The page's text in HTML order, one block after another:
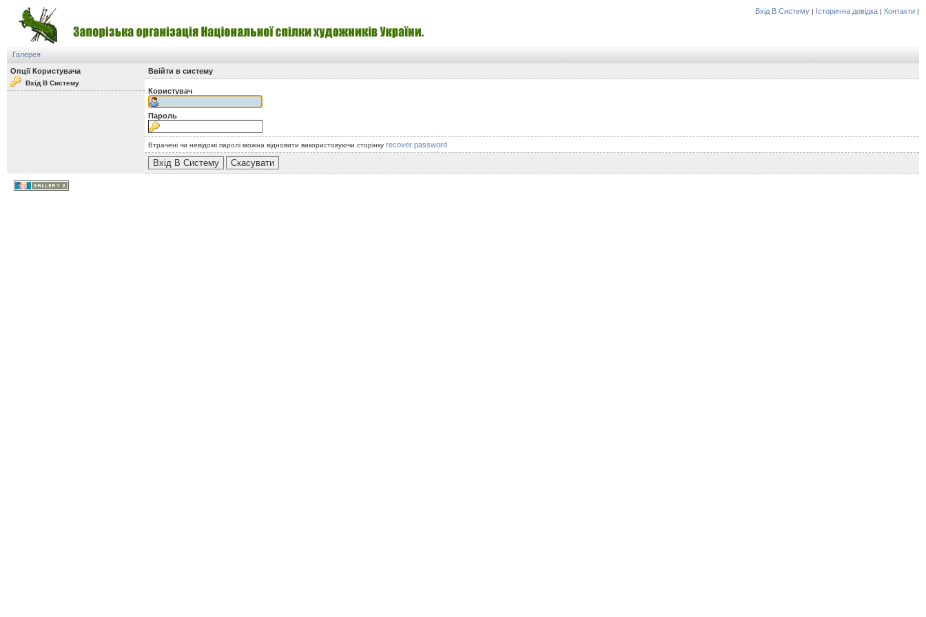
Вхід В Систему | Історична довідка | Контакти |
Галерея
Опції Користувача
Вхід В Систему
Ввійти в систему
Користувач
Пароль
Втрачені чи невідомі паролі можна відновити використовуючи сторінку recover password